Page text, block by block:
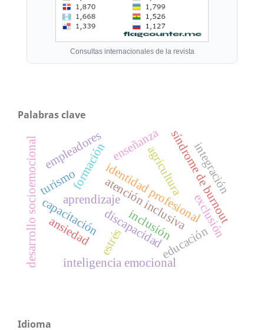
Consultas internacionales de la revista
Palabras clave
formación
atención inclusiva
identidad profesional
enseñanza
aprendizaje
inclusión exclusión
discapacidad
capacitación
estrés
ansiedad
síndrome de burnout
agricultura
turismo
inteligencia emocional
desarrollo socioemocional educación
integración
empleadores
Idioma